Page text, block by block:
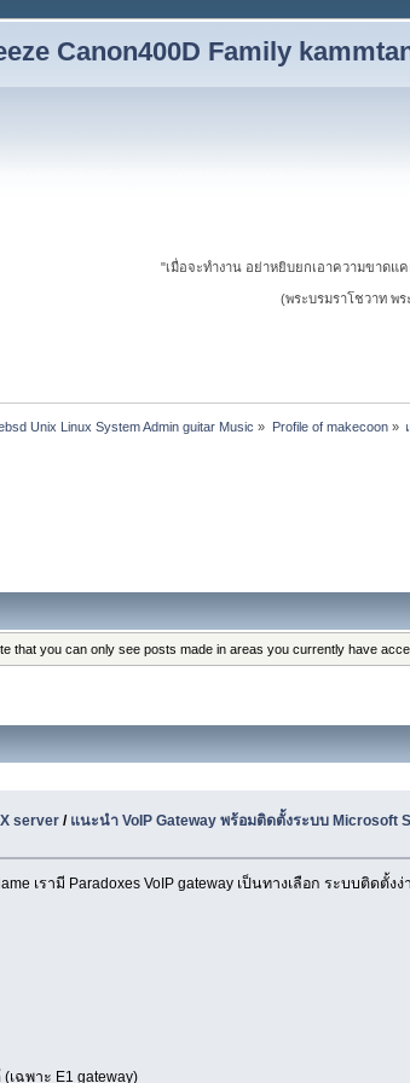
Canon400D Family
"เมื่อจะทำงาน อย่าหยิบยกเอาความขาดแ
(พระบรมราโชวาท พ
Unix Linux System Admin guitar Music » Profile of makecoon»
that you can only see posts made in areas you currently have
server / แนะนำ VoIP Gateway พร้อมติดตั้งระบบ Microsoft
เรามี Paradoxes VoIP gateway เป็นทางเลือก ระบบติดตั้
เฉพาะ E1 gateway)